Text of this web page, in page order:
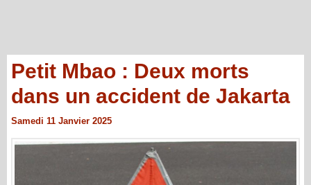
Petit Mbao : Deux morts
dans un accident de Jakarta
Samedi 11 Janvier 2025